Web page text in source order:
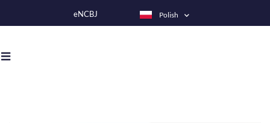
do
eNCBJ Polish